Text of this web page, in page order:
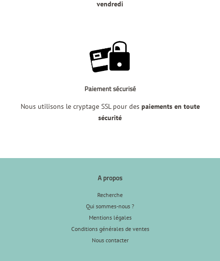
vendredi
Paiement sécurisé
Nous utilisons le cryptage SSL pour des paiements en toute
sécurité
A propos
Recherche
Qui sommes-nous ?
Mentions légales
Conditions générales de ventes
Nous contacter